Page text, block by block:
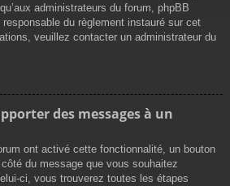
administrateurs du forum, phpBB
du règlement instauré sur cet
veuillez contacter un administrateur du
des messages à un
ont activé cette fonctionnalité, un bouton
du message que vous souhaitez
ci, vous trouverez toutes les étapes